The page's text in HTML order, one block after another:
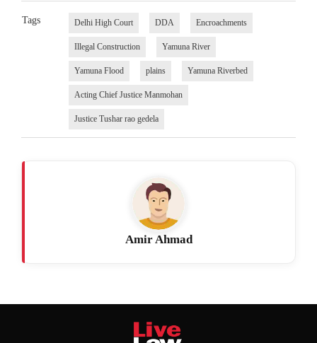
Tags Delhi High Court DDA Encroachments
Illegal Construction Yamuna River
Yamuna Flood plains Yamuna Riverbed
Acting Chief Justice Manmohan
Justice Tushar rao gedela
Amir Ahmad